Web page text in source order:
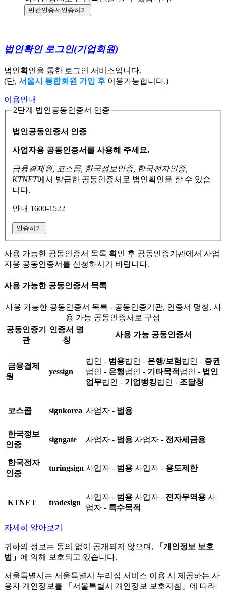
민간인증서 인증하기
법인확인 로그인(기업회원)
법인확인을 통한 로그인 서비스입니다.
(단, 서울시 통합회원 가입 후 이용가능합니다.)
이용안내
2단계 법인공동인증서 인증
법인공동인증서 인증
사업자용 공동인증서를 사용해 주세요.
금융결제원, 코스콤, 한국정보인증, 한국전자인증,
KTNET에서 발급한 공동인증서로 법인확인을 할 수 있습
니다.
안내 1600-1522
인증하기
사용 가능한 공동인증서 목록 확인 후 공동인증기관에서 사업
자용 공동인증서를 신청하시기 바랍니다.
사용 가능한 공동인증서 목록
사용 가능한 공동인증서 목록 - 공동인증기관, 인증서 명칭, 사
용 가능 공동인증서로 구성
공동인증기
관
인증서 명
칭
사용 가능 공동인증서
금융결제
원
yessign
법인 - 범용법인 - 은행/보험 법인 - 증권
법인 - 은행법인 - 기타목적 법인 - 법인
업무법인 - 기업뱅킹법인 - 조달청
코스콤 signkorea 사업자 - 범용
한국정보
인증
signgate 사업자 - 범용 사업자 - 전자세금용
한국전자
인증
turingsign 사업자 - 범용 사업자 - 용도제한
KTNET tradesign
사업자 - 범용 사업자 - 전자무역용 사
업자 - 특수목적
자세히 알아보기
귀하의 정보는 동의 없이 공개되지 않으며,
「개인정보 보호
법」 에 의해 보호되고 있습니다.
서울특별시는 서울특별시 누리집 서비스 이용 시 제공하는 사
용자 개인정보를 「서울특별시 개인정보 보호지침」에 따라